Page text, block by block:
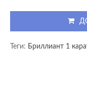
Теги: Бриллиант 1